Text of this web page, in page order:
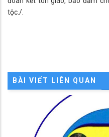
tộc./.
BÀI VIẾT LIÊN QUAN